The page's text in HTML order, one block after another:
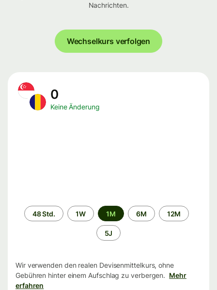
Nachrichten.
Wechselkurs verfolgen
0
Keine Änderung
Zeitraum
48 Std. 1W 1M 6M 12M
5J
Wir verwenden den realen Devisenmittelkurs, ohne
Gebühren hinter einem Aufschlag zu verbergen. Mehr
erfahren